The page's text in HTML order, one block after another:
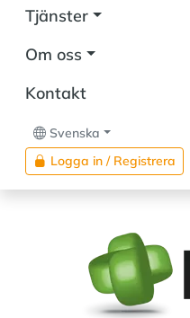
Tjänster
Om oss
Kontakt
Svenska
Logga in / Registrera